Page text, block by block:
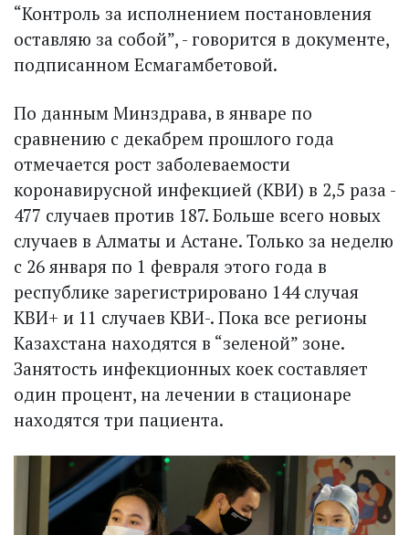
“Контроль за исполнением постановления
оставляю за собой”, - говорится в документе,
подписанном Есмагамбетовой.
По данным Минздрава, в январе по
сравнению с декабрем прошлого года
отмечается рост заболеваемости
коронавирус­ной инфекцией (КВИ) в 2,5 раза -
477 случаев против 187. Больше всего новых
случаев в Алматы и Астане. Только за неделю
с 26 января по 1 февраля этого года в
республике зарегистрировано 144 случая
КВИ+ и 11 случаев КВИ-. Пока все регионы
Казахстана находятся в “зеленой” зоне.
Занятость инфекционных коек составляет
один процент, на лечении в стационаре
находятся три пациента.